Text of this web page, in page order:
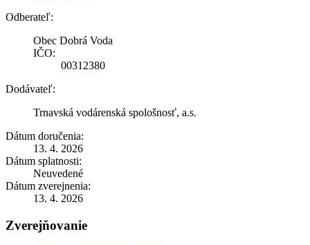
Odberateľ:
Obec Dobrá Voda
IČO:
00312380
Dodávateľ:
Trnavská vodárenská spološnosť, a.s.
Dátum doručenia:
13. 4. 2026
Dátum splatnosti:
Neuvedené
Dátum zverejnenia:
13. 4. 2026
Zverejňovanie